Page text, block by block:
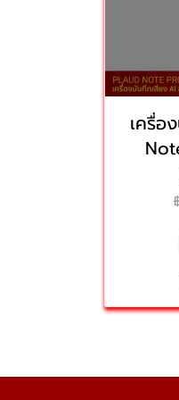
เครื่อ